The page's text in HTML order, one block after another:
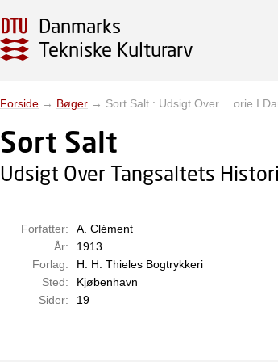
Danmarks
Tekniske Kulturarv
Forside → Bøger → Sort Salt : Udsigt Over …orie I
Sort Salt
Udsigt Over Tangsaltets
Forfatter:
A. Clément
År:
1913
Forlag:
H. H. Thieles Bogtrykkeri
Sted:
Kjøbenhavn
Sider:
19